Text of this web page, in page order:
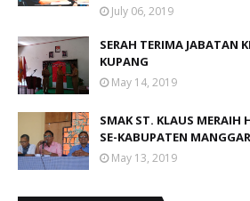
July 06, 2019
SERAH TERIMA JABATAN
KUPANG
May 14, 2019
SMAK ST. KLAUS MERAIH
SE-KABUPATEN
May 13, 2019